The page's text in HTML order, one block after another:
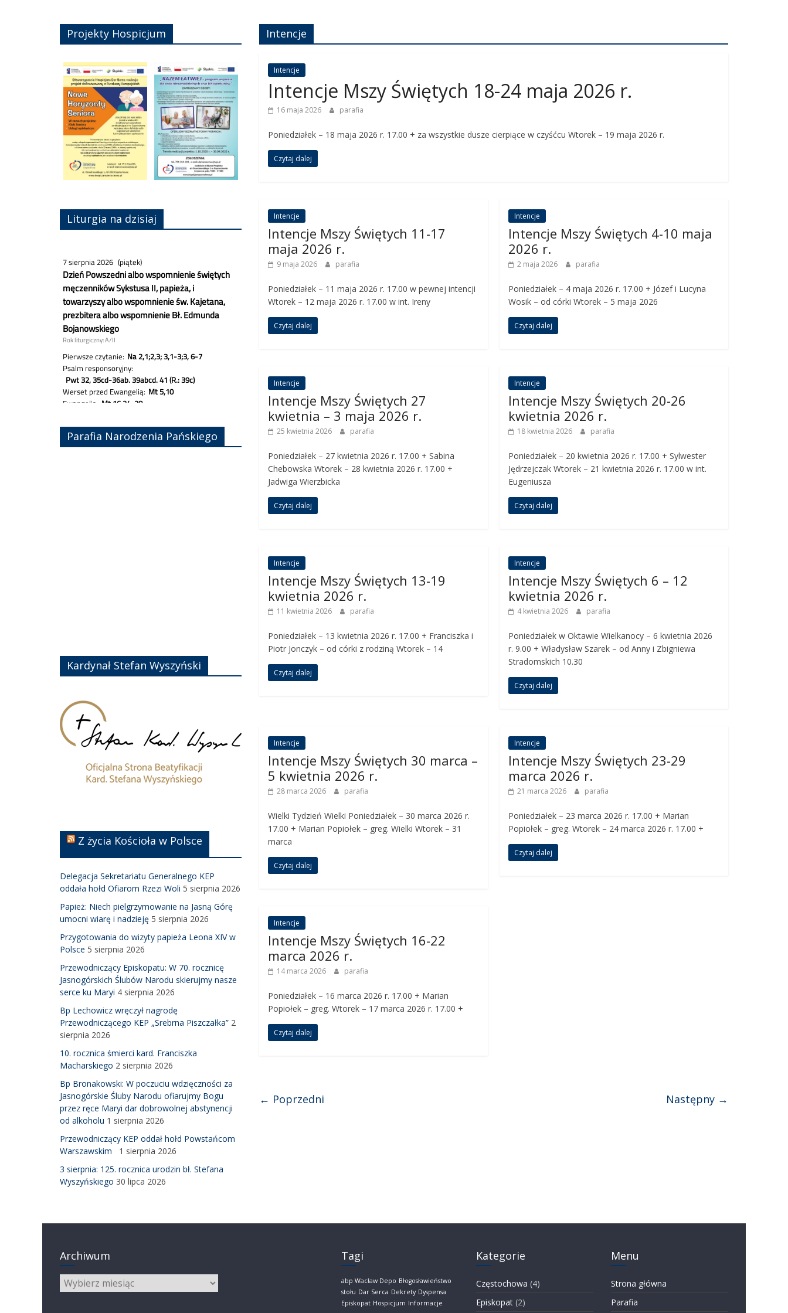
Intencje
Intencje
Intencje Mszy Świętych 18-24 maja 2026 r.
16 maja 2026 parafia
Poniedziałek – 18 maja 2026 r. 17.00 + za wszystkie dusze cierpiące w czyśćcu Wtorek – 19 maja 2026 r.
Czytaj dalej
Intencje
Intencje Mszy Świętych 11-17
maja 2026 r.
9 maja 2026 parafia
Poniedziałek – 11 maja 2026 r. 17.00 w pewnej intencji
Wtorek – 12 maja 2026 r. 17.00 w int. Ireny
Czytaj dalej
Intencje
Intencje Mszy Świętych 4-10 maja
2026 r.
2 maja 2026 parafia
Poniedziałek – 4 maja 2026 r. 17.00 + Józef i Lucyna
Wosik – od córki Wtorek – 5 maja 2026
Czytaj dalej
Intencje
Intencje Mszy Świętych 27
kwietnia – 3 maja 2026 r.
25 kwietnia 2026 parafia
Poniedziałek – 27 kwietnia 2026 r. 17.00 + Sabina
Chebowska Wtorek – 28 kwietnia 2026 r. 17.00 +
Jadwiga Wierzbicka
Czytaj dalej
Intencje
Intencje Mszy Świętych 20-26
kwietnia 2026 r.
18 kwietnia 2026 parafia
Poniedziałek – 20 kwietnia 2026 r. 17.00 + Sylwester
Jędrzejczak Wtorek – 21 kwietnia 2026 r. 17.00 w int.
Eugeniusza
Czytaj dalej
Intencje
Intencje Mszy Świętych 13-19
kwietnia 2026 r.
11 kwietnia 2026 parafia
Poniedziałek – 13 kwietnia 2026 r. 17.00 + Franciszka i
Piotr Jonczyk – od córki z rodziną Wtorek – 14
Czytaj dalej
Intencje
Intencje Mszy Świętych 6 – 12
kwietnia 2026 r.
4 kwietnia 2026 parafia
Poniedziałek w Oktawie Wielkanocy – 6 kwietnia 2026
r. 9.00 + Władysław Szarek – od Anny i Zbigniewa
Stradomskich 10.30
Czytaj dalej
Intencje
Intencje Mszy Świętych 30 marca –
5 kwietnia 2026 r.
28 marca 2026 parafia
Wielki Tydzień Wielki Poniedziałek – 30 marca 2026 r.
17.00 + Marian Popiołek – greg. Wielki Wtorek – 31
marca
Czytaj dalej
Intencje
Intencje Mszy Świętych 23-29
marca 2026 r.
21 marca 2026 parafia
Poniedziałek – 23 marca 2026 r. 17.00 + Marian
Popiołek – greg. Wtorek – 24 marca 2026 r. 17.00 +
Czytaj dalej
Intencje
Intencje Mszy Świętych 16-22
marca 2026 r.
14 marca 2026 parafia
Poniedziałek – 16 marca 2026 r. 17.00 + Marian
Popiołek – greg. Wtorek – 17 marca 2026 r. 17.00 +
Czytaj dalej
← Poprzedni Następny →
Projekty Hospicjum
Liturgia na dzisiaj
Parafia Narodzenia Pańskiego
Kardynał Stefan Wyszyński
Z życia Kościoła w Polsce
Delegacja Sekretariatu Generalnego KEP
oddała hołd Ofiarom Rzezi Woli 5 sierpnia 2026
Papież: Niech pielgrzymowanie na Jasną Górę
umocni wiarę i nadzieję 5 sierpnia 2026
Przygotowania do wizyty papieża Leona XIV w
Polsce 5 sierpnia 2026
Przewodniczący Episkopatu: W 70. rocznicę
Jasnogórskich Ślubów Narodu skierujmy nasze
serce ku Maryi 4 sierpnia 2026
Bp Lechowicz wręczył nagrodę
Przewodniczącego KEP „Srebrna Piszczałka” 2
sierpnia 2026
10. rocznica śmierci kard. Franciszka
Macharskiego 2 sierpnia 2026
Bp Bronakowski: W poczuciu wdzięczności za
Jasnogórskie Śluby Narodu ofiarujmy Bogu
przez ręce Maryi dar dobrowolnej abstynencji
od alkoholu 1 sierpnia 2026
Przewodniczący KEP oddał hołd Powstańcom
Warszawskim
1 sierpnia 2026
3 sierpnia: 125. rocznica urodzin bł. Stefana
Wyszyńskiego 30 lipca 2026
Archiwum
Archiwum
Tagi
abp Wacław Depo Błogosławieństwo
stołu Dar Serca Dekrety Dyspensa
Episkopat Hospicjum Informacje
Kategorie
Częstochowa (4)
Episkopat(2)
Menu
Strona główna
Parafia